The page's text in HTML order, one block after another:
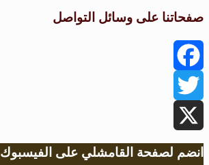
صفحاتنا على وسائل التواصل
Facebook
Twitter
X
انضم لصفحة القامشلي على الفيسبوك